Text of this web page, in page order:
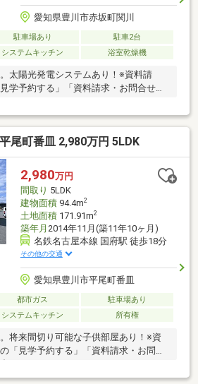
愛知県豊川市赤坂町関川
駐車場あり
駐車2台
システムキッチン 浴室乾燥機
太陽光発電システムあり！※資料請
学予約する」「資料請求・お問合せ」
尾町番皿 2,980万円 5LDK
2,980万円
間取り 5LDK
建物面積94.4m2
土地面積171.91m2
築年月 2014年11月(築11年10ヶ月)
名鉄名古屋本線 国府駅 徒歩18分
その他の交通
愛知県豊川市平尾町番皿
都市ガス
駐車場あり
システムキッチン 所有権
将来間切り可能な子供部屋あり！※資
「見学予約する」「資料請求・お問合
わせください!